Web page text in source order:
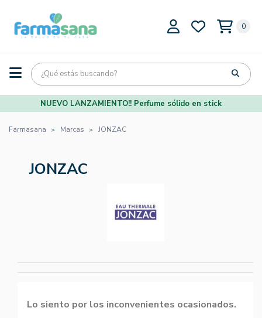
0
NUEVO LANZAMIENTO!! Perfume sólido en stick
Farmasana Marcas JONZAC
JONZAC
Lo siento por los inconvenientes ocasionados.